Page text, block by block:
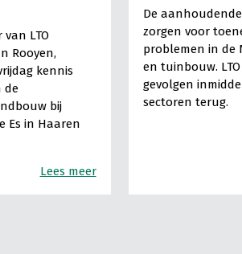
LTO
Rooyen,
kennis
de
bij
Es in Haaren
Lees meer
De
zorgen voor
problemen in de
en tuinbouw.
gevolgen
sectoren terug.